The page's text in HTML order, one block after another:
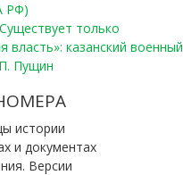
РФ)
только
власть»: казанский военный
Пущин
истории
и документах
Версии